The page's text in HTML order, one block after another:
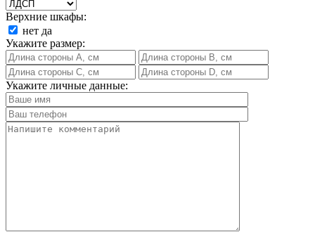
Верхние шкафы:
нет да
Укажите размер:
Укажите личные данные: